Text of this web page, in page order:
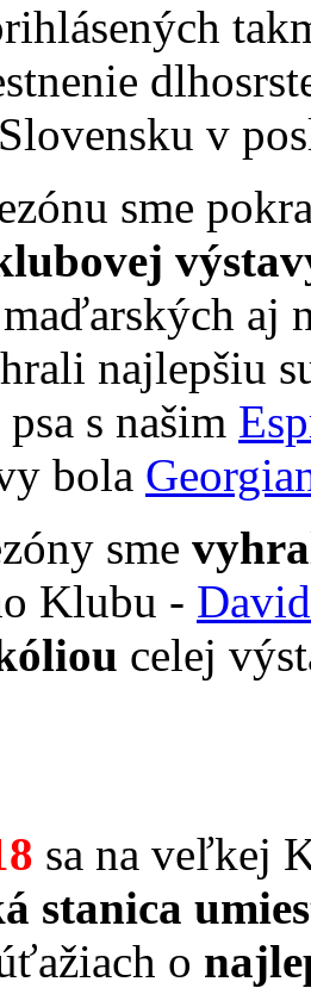
v
sme
aj
najlepšiu
s našim
bola
sme
Klubu -
celej
sa na veľkej
stanica
o